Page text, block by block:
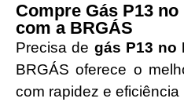
Compre Gás P13
com a BRGÁS
Precisa de gás P13 no
BRGÁS oferece o
com rapidez e